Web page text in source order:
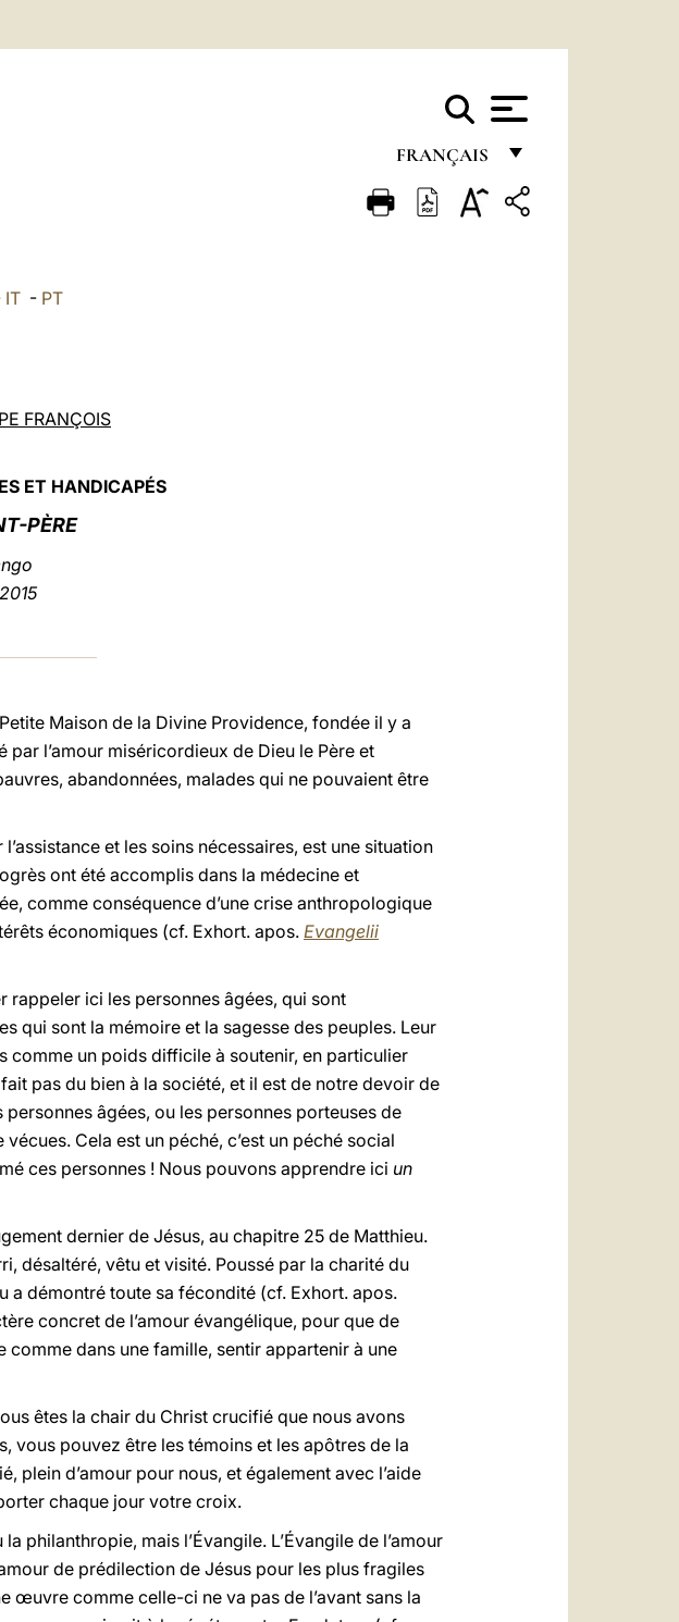
FRANÇAIS
FRANÇAIS
IT - PT
FRANÇOIS
ET HANDICAPÉS
PÈRE
Maison de la Divine Providence, fondée il y a
l’amour miséricordieux de Dieu le Père et
abandonnées, malades qui ne pouvaient être
et les soins nécessaires, est une situation
ont été accomplis dans la médecine et
comme conséquence d’une crise anthropologique
économiques (cf. Exhort. apos. Evangelii
rappeler ici les personnes âgées, qui sont
qui sont la mémoire et la sagesse des peuples. Leur
comme un poids difficile à soutenir, en particulier
pas du bien à la société, et il est de notre devoir de
âgées, ou les personnes porteuses de
Cela est un péché, c’est un péché social
ces personnes ! Nous pouvons apprendre ici un
dernier de Jésus, au chapitre 25 de Matthieu.
désaltéré, vêtu et visité. Poussé par la charité du
a démontré toute sa fécondité (cf. Exhort. apos.
concret de l’amour évangélique, pour que de
dans une famille, sentir appartenir à une
êtes la chair du Christ crucifié que nous avons
vous pouvez être les témoins et les apôtres de la
plein d’amour pour nous, et également avec l’aide
chaque jour votre croix.
philanthropie, mais l’Évangile. L’Évangile de l’amour
de prédilection de Jésus pour les plus fragiles
œuvre comme celle-ci ne va pas de l’avant sans la